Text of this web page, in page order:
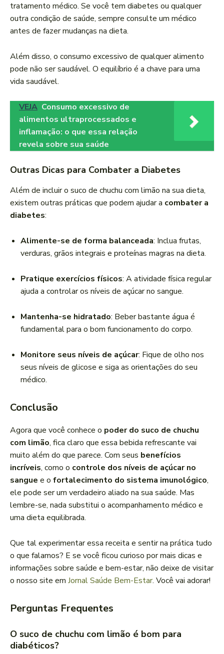
tratamento médico. Se você tem diabetes ou qualquer
outra condição de saúde, sempre consulte um médico
antes de fazer mudanças na dieta.
Além disso, o consumo excessivo de qualquer alimento
pode não ser saudável. O equilíbrio é a chave para uma
vida saudável.
VEJA Consumo excessivo de
alimentos ultraprocessados e
inflamação: o que essa relação
revela sobre sua saúde
Outras Dicas para Combater a Diabetes
Além de incluir o suco de chuchu com limão na sua dieta,
existem outras práticas que podem ajudar a combater a
diabetes:
Alimente-se de forma balanceada: Inclua frutas,
verduras, grãos integrais e proteínas magras na dieta.
Pratique exercícios físicos: A atividade física regular
ajuda a controlar os níveis de açúcar no sangue.
Mantenha-se hidratado: Beber bastante água é
fundamental para o bom funcionamento do corpo.
Monitore seus níveis de açúcar: Fique de olho nos
seus níveis de glicose e siga as orientações do seu
médico.
Conclusão
Agora que você conhece o poder do suco de chuchu
com limão, fica claro que essa bebida refrescante vai
muito além do que parece. Com seus benefícios
incríveis, como o controle dos níveis de açúcar no
sangue e o fortalecimento do sistema imunológico,
ele pode ser um verdadeiro aliado na sua saúde. Mas
lembre-se, nada substitui o acompanhamento médico e
uma dieta equilibrada.
Que tal experimentar essa receita e sentir na prática tudo
o que falamos? E se você ficou curioso por mais dicas e
informações sobre saúde e bem-estar, não deixe de visitar
o nosso site em Jornal Saúde Bem-Estar. Você vai adorar!
Perguntas Frequentes
O suco de chuchu com limão é bom para
diabéticos?